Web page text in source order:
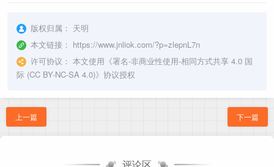
版权归属： 天明
本文链接： https://www.jnliok.com/?p=zlepnL7n
许可协议： 本文使用《署名-非商业性使用-相同方式共享 4.0 国
际 (CC BY-NC-SA 4.0)》协议授权
上一篇 下一篇